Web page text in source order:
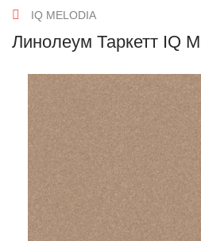
IQ MELODIA
Линолеум Таркетт IQ